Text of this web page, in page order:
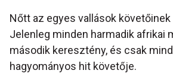
Nőtt az egyes vallások követőinek
Jelenleg minden harmadik afrikai
második keresztény, és csak
hagyományos hit követője.